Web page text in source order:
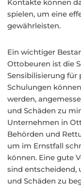
Kontakte können
spielen, um eine
gewährleisten.
Ein wichtiger
Ottobeuren ist die
Sensibilisierung für
Schulungen
werden,
und Schäden zu
Unternehmen in
Behörden und
um im Ernstfall
können. Eine gute
sind entscheidend,
und Schäden zu